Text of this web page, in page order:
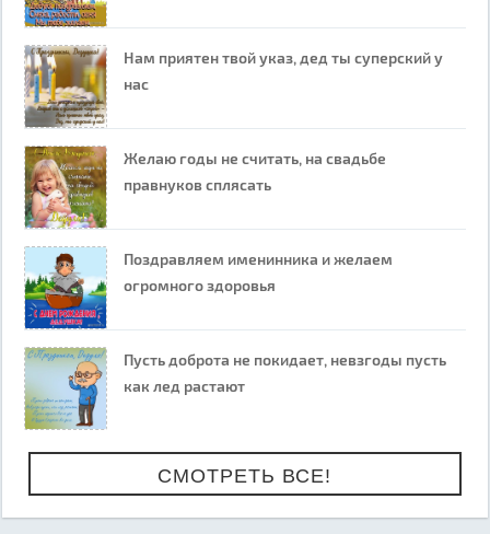
Нам приятен твой указ, дед ты суперский у
нас
Желаю годы не считать, на свадьбе
правнуков сплясать
Поздравляем именинника и желаем
огромного здоровья
Пусть доброта не покидает, невзгоды пусть
как лед растают
СМОТРЕТЬ ВСЕ!